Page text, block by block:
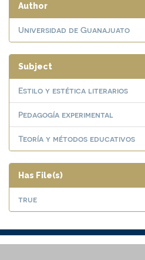
Author
Universidad de Guanajuato
Subject
Estilo y estética literarios
Pedagogía experimental
Teoría y métodos educativos
Has File(s)
true